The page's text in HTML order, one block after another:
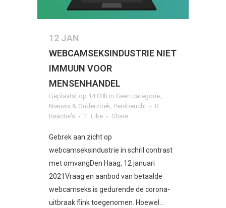
12 JAN
WEBCAMSEKSINDUSTRIE NIET
IMMUUN VOOR
MENSENHANDEL
Geplaatst op 14:00h in Geen categorie
Nieuws & Onderzoek Persbericht
0
Reactie's
1 Like Share
Gebrek aan zicht op
webcamseksindustrie in schril contrast
met omvangDen Haag, 12 januari
2021Vraag en aanbod van betaalde
webcamseks is gedurende de corona-
uitbraak flink toegenomen. Hoewel...